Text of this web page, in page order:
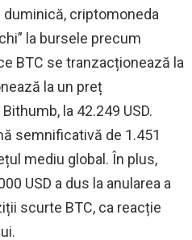
criptomoneda
la bursele precum
BTC se tranzacționează la
la un preț
la 42.249 USD.
semnificativă de 1.451
mediu global. În plus,
USD a dus la anularea a
scurte BTC, ca reacție